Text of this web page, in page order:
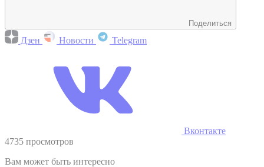
Поделиться
Дзен Новости Telegram
Вконтакте
4735 просмотров
Вам может быть интересно